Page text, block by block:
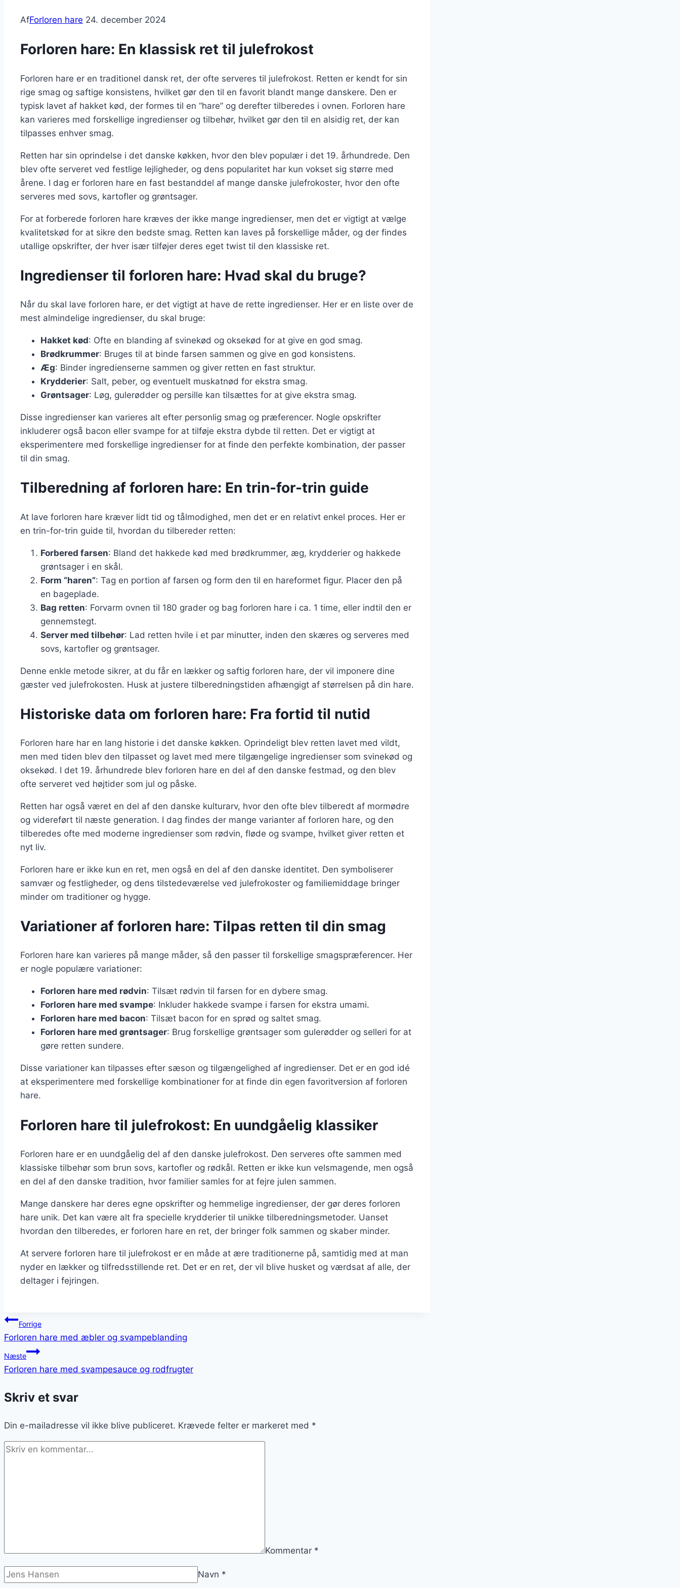
AfForloren hare 24. december 2024
Forloren hare: En klassisk ret til julefrokost
Forloren hare er en traditionel dansk ret, der ofte serveres til julefrokost. Retten er kendt for sin
rige smag og saftige konsistens, hvilket gør den til en favorit blandt mange danskere. Den er
typisk lavet af hakket kød, der formes til en “hare” og derefter tilberedes i ovnen. Forloren hare
kan varieres med forskellige ingredienser og tilbehør, hvilket gør den til en alsidig ret, der kan
tilpasses enhver smag.
Retten har sin oprindelse i det danske køkken, hvor den blev populær i det 19. århundrede. Den
blev ofte serveret ved festlige lejligheder, og dens popularitet har kun vokset sig større med
årene. I dag er forloren hare en fast bestanddel af mange danske julefrokoster, hvor den ofte
serveres med sovs, kartofler og grøntsager.
For at forberede forloren hare kræves der ikke mange ingredienser, men det er vigtigt at vælge
kvalitetskød for at sikre den bedste smag. Retten kan laves på forskellige måder, og der findes
utallige opskrifter, der hver især tilføjer deres eget twist til den klassiske ret.
Ingredienser til forloren hare: Hvad skal du bruge?
Når du skal lave forloren hare, er det vigtigt at have de rette ingredienser. Her er en liste over de
mest almindelige ingredienser, du skal bruge:
Hakket kød: Ofte en blanding af svinekød og oksekød for at give en god smag.
Brødkrummer: Bruges til at binde farsen sammen og give en god konsistens.
Æg: Binder ingredienserne sammen og giver retten en fast struktur.
Krydderier: Salt, peber, og eventuelt muskatnød for ekstra smag.
Grøntsager: Løg, gulerødder og persille kan tilsættes for at give ekstra smag.
Disse ingredienser kan varieres alt efter personlig smag og præferencer. Nogle opskrifter
inkluderer også bacon eller svampe for at tilføje ekstra dybde til retten. Det er vigtigt at
eksperimentere med forskellige ingredienser for at finde den perfekte kombination, der passer
til din smag.
Tilberedning af forloren hare: En trin-for-trin guide
At lave forloren hare kræver lidt tid og tålmodighed, men det er en relativt enkel proces. Her er
en trin-for-trin guide til, hvordan du tilbereder retten:
Forbered farsen: Bland det hakkede kød med brødkrummer, æg, krydderier og hakkede
grøntsager i en skål.
Form “haren”: Tag en portion af farsen og form den til en hareformet figur. Placer den på
en bageplade.
Bag retten: Forvarm ovnen til 180 grader og bag forloren hare i ca. 1 time, eller indtil den er
gennemstegt.
Server med tilbehør: Lad retten hvile i et par minutter, inden den skæres og serveres med
sovs, kartofler og grøntsager.
Denne enkle metode sikrer, at du får en lækker og saftig forloren hare, der vil imponere dine
gæster ved julefrokosten. Husk at justere tilberedningstiden afhængigt af størrelsen på din hare.
Historiske data om forloren hare: Fra fortid til nutid
Forloren hare har en lang historie i det danske køkken. Oprindeligt blev retten lavet med vildt,
men med tiden blev den tilpasset og lavet med mere tilgængelige ingredienser som svinekød og
oksekød. I det 19. århundrede blev forloren hare en del af den danske festmad, og den blev
ofte serveret ved højtider som jul og påske.
Retten har også været en del af den danske kulturarv, hvor den ofte blev tilberedt af mormødre
og videreført til næste generation. I dag findes der mange varianter af forloren hare, og den
tilberedes ofte med moderne ingredienser som rødvin, fløde og svampe, hvilket giver retten et
nyt liv.
Forloren hare er ikke kun en ret, men også en del af den danske identitet. Den symboliserer
samvær og festligheder, og dens tilstedeværelse ved julefrokoster og familiemiddage bringer
minder om traditioner og hygge.
Variationer af forloren hare: Tilpas retten til din smag
Forloren hare kan varieres på mange måder, så den passer til forskellige smagspræferencer. Her
er nogle populære variationer:
Forloren hare med rødvin: Tilsæt rødvin til farsen for en dybere smag.
Forloren hare med svampe: Inkluder hakkede svampe i farsen for ekstra umami.
Forloren hare med bacon: Tilsæt bacon for en sprød og saltet smag.
Forloren hare med grøntsager: Brug forskellige grøntsager som gulerødder og selleri for at
gøre retten sundere.
Disse variationer kan tilpasses efter sæson og tilgængelighed af ingredienser. Det er en god idé
at eksperimentere med forskellige kombinationer for at finde din egen favoritversion af forloren
hare.
Forloren hare til julefrokost: En uundgåelig klassiker
Forloren hare er en uundgåelig del af den danske julefrokost. Den serveres ofte sammen med
klassiske tilbehør som brun sovs, kartofler og rødkål. Retten er ikke kun velsmagende, men også
en del af den danske tradition, hvor familier samles for at fejre julen sammen.
Mange danskere har deres egne opskrifter og hemmelige ingredienser, der gør deres forloren
hare unik. Det kan være alt fra specielle krydderier til unikke tilberedningsmetoder. Uanset
hvordan den tilberedes, er forloren hare en ret, der bringer folk sammen og skaber minder.
At servere forloren hare til julefrokost er en måde at ære traditionerne på, samtidig med at man
nyder en lækker og tilfredsstillende ret. Det er en ret, der vil blive husket og værdsat af alle, der
deltager i fejringen.
Indlægsnavigation
Forrige
Forloren hare med æbler og svampeblanding
Næste
Forloren hare med svampesauce og rodfrugter
Skriv et svar
Din e-mailadresse vil ikke blive publiceret. Krævede felter er markeret med *
Kommentar *
Navn *